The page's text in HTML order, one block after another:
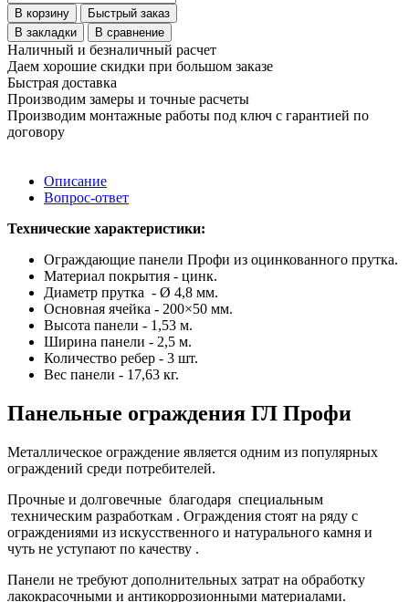
В корзину
Быстрый заказ
В закладки
В сравнение
Наличный и безналичный расчет
Даем хорошие скидки при большом заказе
Быстрая доставка
Производим замеры и точные расчеты
Производим монтажные работы под ключ с гарантией по
договору
Описание
Вопрос-ответ
Технические характеристики:
Ограждающие панели Профи из оцинкованного прутка.
Материал покрытия - цинк.
Диаметр прутка - Ø 4,8 мм.
Основная ячейка - 200×50 мм.
Высота панели - 1,53 м.
Ширина панели - 2,5 м.
Количество ребер - 3 шт.
Вес панели - 17,63 кг.
Панельные ограждения ГЛ Профи
Металлическое ограждение является одним из популярных
ограждений среди потребителей.
Прочные и долговечные благодаря специальным
техническим разработкам . Ограждения стоят на ряду с
ограждениями из искусственного и натурального камня и
чуть не уступают по качеству .
Панели не требуют дополнительных затрат на обработку
лакокрасочными и антикоррозионными материалами.